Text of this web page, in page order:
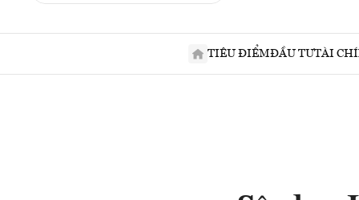
TIÊU ĐIỂMĐẦU TƯTÀI